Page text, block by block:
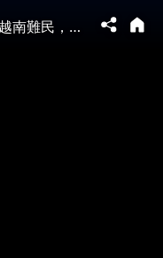
臨危受命！親歷共產恐怖的越南難民，為何成為川普最信任的海軍部長？高雄的反共傳奇。｜薇羽看世間 20260428